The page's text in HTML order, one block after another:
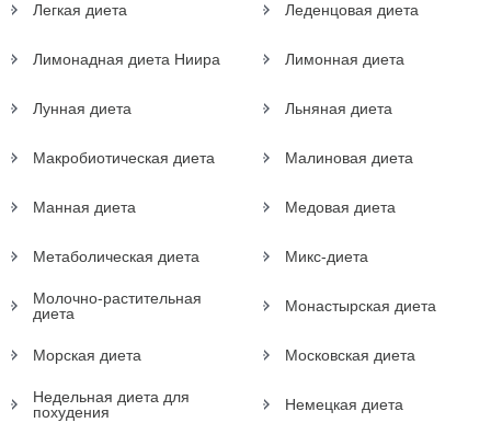
Легкая диета Леденцовая диета
Лимонадная диета Ниира Лимонная диета
Лунная диета Льняная диета
Макробиотическая диета Малиновая диета
Манная диета Медовая диета
Метаболическая диета Микс-диета
Молочно-растительная
диета
Монастырская диета
Морская диета Московская диета
Недельная диета для
похудения
Немецкая диета